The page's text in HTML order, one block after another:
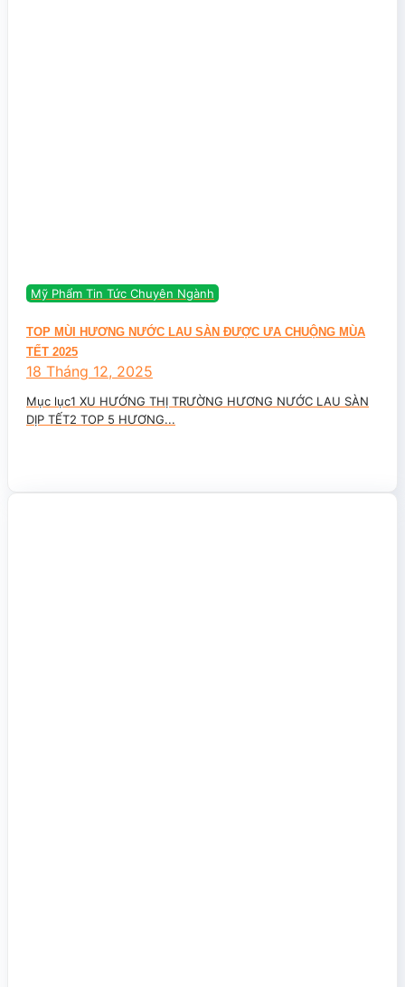
Mỹ Phẩm Tin Tức Chuyên Ngành
TOP MÙI HƯƠNG NƯỚC LAU SÀN ĐƯỢC ƯA CHUỘNG MÙA
TẾT 2025
18 Tháng 12, 2025
Mục lục1 XU HƯỚNG THỊ TRƯỜNG HƯƠNG NƯỚC LAU SÀN
DỊP TẾT2 TOP 5 HƯƠNG...